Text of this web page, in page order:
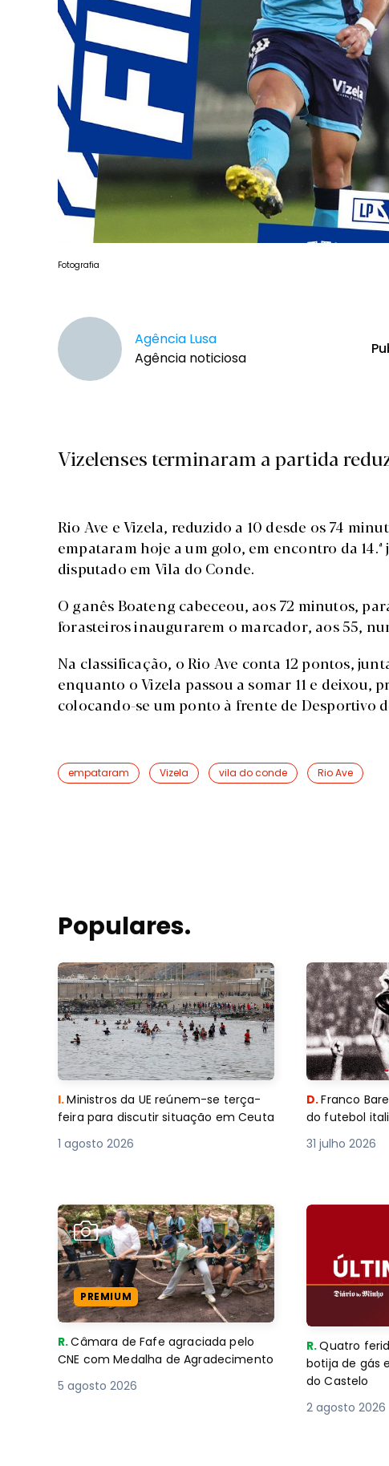
Fotografia
Agência Lusa
Agência noticiosa
Vizelenses terminaram a partida
Rio Ave e Vizela, reduzido a 10 desde os 74
empataram hoje a um golo, em encontro da
disputado em Vila do Conde.
O ganês Boateng cabeceou, aos 72 minutos,
forasteiros inaugurarem o marcador, aos 55,
Na classificação, o Rio Ave conta 12 pontos,
enquanto o Vizela passou a somar 11 e
colocando-se um ponto à frente de Desportivo
empataram Vizela vila do conde Rio Ave
Populares.
I.Ministros da UE reúnem-se terça-
feira para discutir situação em Ceuta
1 agosto 2026
D.Franco
do futebol
31 julho 2026
PREMIUM
R.Câmara de Fafe agraciada pelo
CNE com Medalha de Agradecimento
5 agosto 2026
R.Quatro
botija de gás
do Castelo
2 agosto 2026